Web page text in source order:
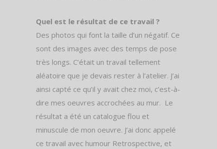
Quel est le résultat de ce travail ?
Des photos qui font la taille d’un négatif. Ce
sont des images avec des temps de pose
très longs. C’était un travail tellement
aléatoire que je devais rester à l’atelier. J’ai
ainsi capté ce qu’il y avait chez moi, c’est-à-
dire mes oeuvres accrochées au mur. Le
résultat a été un catalogue flou et
minuscule de mon oeuvre. J’ai donc appelé
ce travail avec humour Retrospective, et